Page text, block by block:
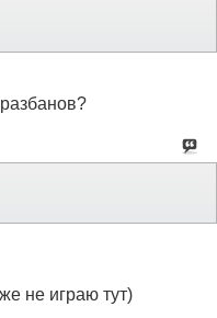
не играю тут)